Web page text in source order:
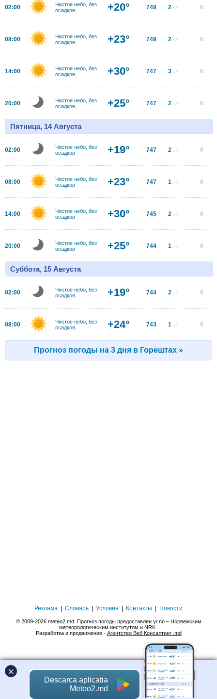
02:00
Чистое небо, без
осадков
+20° 748 2 м/с 0
08:00
Чистое небо, без
осадков
+23° 749 2 м/с 0
14:00
Чистое небо, без
осадков
+30° 747 3 м/с 0
20:00
Чистое небо, без
осадков
+25° 747 2 м/с 0
Пятница, 14 Августа
02:00
Чистое небо, без
осадков
+19° 747 2 м/с 0
08:00
Чистое небо, без
осадков
+23° 747 1 м/с 0
14:00
Чистое небо, без
осадков
+30° 745 2 м/с 0
20:00
Чистое небо, без
осадков
+25° 744 1 м/с 0
Суббота, 15 Августа
02:00
Чистое небо, без
осадков
+19° 744 2 м/с 0
08:00
Чистое небо, без
осадков
+24° 743 1 м/с 0
Прогноз погоды на 3 дня в Горештах »
Реклама Словарь Условия Контакты Новости
© 2009-2026 meteo2.md. Прогноз погоды предоставлен yr.no – Норвежским
метеорологическим институтом и NRK
Разработка и продвижение - Агентство Веб Консалтинг .md
×
Descarca aplicatia
Meteo2.md